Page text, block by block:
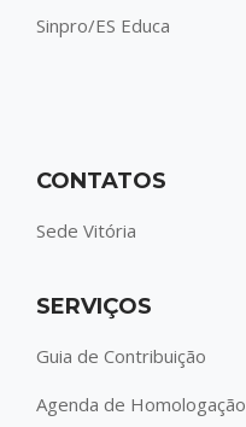
Sinpro/ES Educa
CONTATOS
Sede Vitória
SERVIÇOS
Guia de Contribuição
Agenda de Homologação